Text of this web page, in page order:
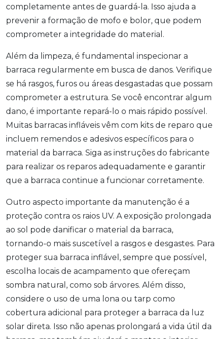
completamente antes de guardá-la. Isso ajuda a
prevenir a formação de mofo e bolor, que podem
comprometer a integridade do material.
Além da limpeza, é fundamental inspecionar a
barraca regularmente em busca de danos. Verifique
se há rasgos, furos ou áreas desgastadas que possam
comprometer a estrutura. Se você encontrar algum
dano, é importante repará-lo o mais rápido possível.
Muitas barracas infláveis vêm com kits de reparo que
incluem remendos e adesivos específicos para o
material da barraca. Siga as instruções do fabricante
para realizar os reparos adequadamente e garantir
que a barraca continue a funcionar corretamente.
Outro aspecto importante da manutenção é a
proteção contra os raios UV. A exposição prolongada
ao sol pode danificar o material da barraca,
tornando-o mais suscetível a rasgos e desgastes. Para
proteger sua barraca inflável, sempre que possível,
escolha locais de acampamento que ofereçam
sombra natural, como sob árvores. Além disso,
considere o uso de uma lona ou tarp como
cobertura adicional para proteger a barraca da luz
solar direta. Isso não apenas prolongará a vida útil da